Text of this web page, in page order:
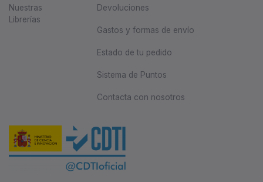
Nuestras
Librerías
Devoluciones
Gastos y formas de envío
Estado de tu pedido
Sistema de Puntos
Contacta con nosotros